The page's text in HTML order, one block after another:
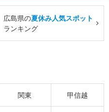
広島県の夏休み人気スポット
ランキング
関東 甲信越